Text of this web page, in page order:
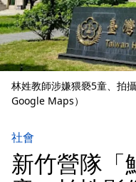
林姓教師涉嫌猥褻5童、拍
Google Maps）
社會
新竹營隊「